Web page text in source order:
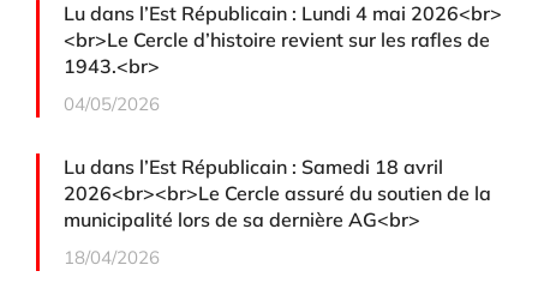
Lu dans l’Est Républicain : Lundi 4 mai 2026<br>
<br>Le Cercle d’histoire revient sur les rafles de
1943.<br>
04/05/2026
Lu dans l’Est Républicain : Samedi 18 avril
2026<br><br>Le Cercle assuré du soutien de la
municipalité lors de sa dernière AG<br>
18/04/2026